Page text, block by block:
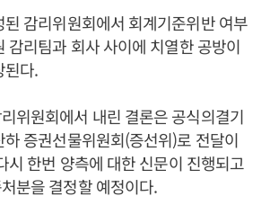
감리위원회에서 회계기준위반 여부
감리팀과 회사 사이에 치열한 공방이
된다.
위원회에서 내린 결론은 공식의결기
증권선물위원회(증선위)로 전달이
시 한번 양측에 대한 신문이 진행되고
분을 결정할 예정이다.